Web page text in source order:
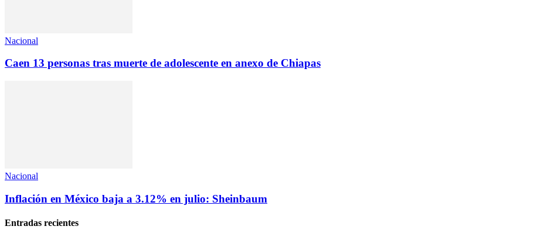
Nacional
Caen 13 personas tras muerte de adolescente en anexo de Chiapas
Nacional
Inflación en México baja a 3.12% en julio: Sheinbaum
Entradas recientes